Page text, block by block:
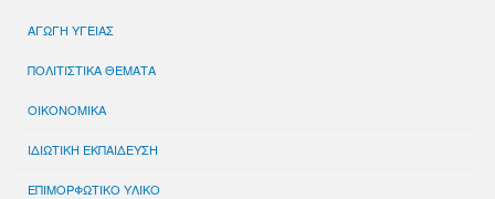
ΑΓΩΓΗ ΥΓΕΙΑΣ
ΠΟΛΙΤΙΣΤΙΚΑ ΘΕΜΑΤΑ
ΟΙΚΟΝΟΜΙΚΑ
ΙΔΙΩΤΙΚΗ ΕΚΠΑΙΔΕΥΣΗ
ΕΠΙΜΟΡΦΩΤΙΚΟ ΥΛΙΚΟ